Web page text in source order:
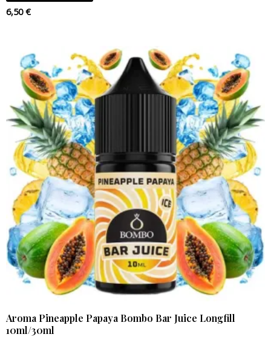
6,50€
Aroma Pineapple Papaya Bombo Bar Juice Longfill
10ml/30ml